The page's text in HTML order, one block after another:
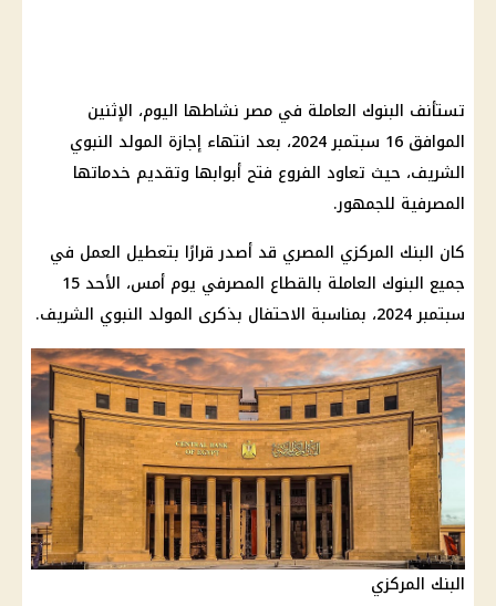
تستأنف البنوك العاملة في مصر نشاطها اليوم، الإثنين
الموافق 16 سبتمبر 2024، بعد انتهاء إجازة المولد النبوي
الشريف، حيث تعاود الفروع فتح أبوابها وتقديم خدماتها
المصرفية للجمهور.
كان البنك المركزي المصري قد أصدر قرارًا بتعطيل العمل في
جميع البنوك العاملة بالقطاع المصرفي يوم أمس، الأحد 15
سبتمبر 2024، بمناسبة الاحتفال بذكرى المولد النبوي الشريف.
البنك المركزي